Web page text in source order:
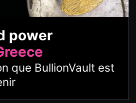
power
que BullionVault est